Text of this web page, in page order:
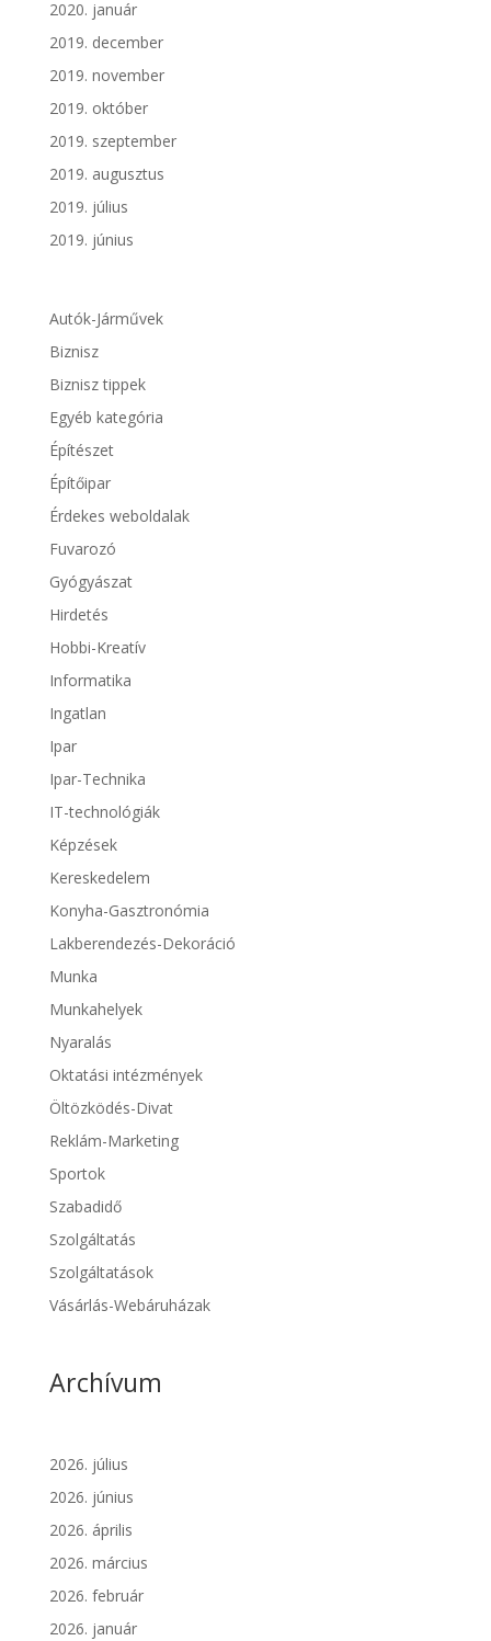
2020. január
2019. december
2019. november
2019. október
2019. szeptember
2019. augusztus
2019. július
2019. június
Autók-Járművek
Biznisz
Biznisz tippek
Egyéb kategória
Építészet
Építőipar
Érdekes weboldalak
Fuvarozó
Gyógyászat
Hirdetés
Hobbi-Kreatív
Informatika
Ingatlan
Ipar
Ipar-Technika
IT-technológiák
Képzések
Kereskedelem
Konyha-Gasztronómia
Lakberendezés-Dekoráció
Munka
Munkahelyek
Nyaralás
Oktatási intézmények
Öltözködés-Divat
Reklám-Marketing
Sportok
Szabadidő
Szolgáltatás
Szolgáltatások
Vásárlás-Webáruházak
Archívum
2026. július
2026. június
2026. április
2026. március
2026. február
2026. január